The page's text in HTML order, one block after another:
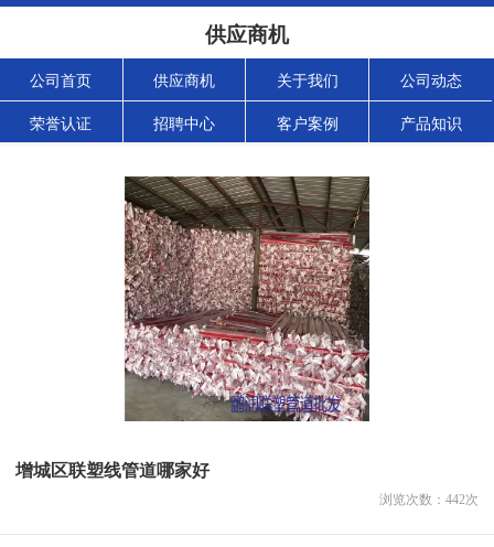
供应商机
公司首页 供应商机 关于我们 公司动态
荣誉认证 招聘中心 客户案例 产品知识
增城区联塑线管道哪家好
浏览次数： 442次